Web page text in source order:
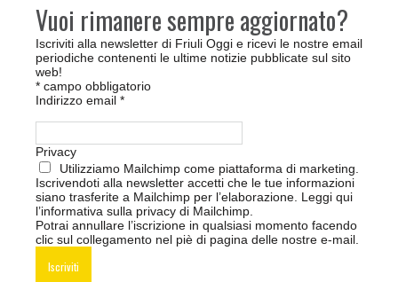
Vuoi rimanere sempre aggiornato?
Iscriviti alla newsletter di Friuli Oggi e ricevi le nostre email
periodiche contenenti le ultime notizie pubblicate sul sito
web!
* campo obbligatorio
Indirizzo email *
Privacy
Utilizziamo Mailchimp come piattaforma di marketing.
Iscrivendoti alla newsletter accetti che le tue informazioni
siano trasferite a Mailchimp per l’elaborazione. Leggi qui
l’informativa sulla privacy di Mailchimp
Potrai annullare l’iscrizione in qualsiasi momento facendo
clic sul collegamento nel piè di pagina delle nostre e-mail.